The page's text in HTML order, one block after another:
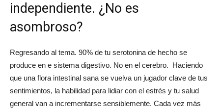
independiente. ¿No es
asombroso?
Regresando al tema. 90% de tu serotonina de hecho se
produce en e sistema digestivo. No en el cerebro. Haciendo
que una flora intestinal sana se vuelva un jugador clave de tus
sentimientos, la habilidad para lidiar con el estrés y tu salud
general van a incrementarse sensiblemente. Cada vez más